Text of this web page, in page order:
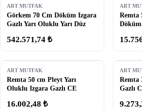
ART MUTFAK
Görkem 70 Cm Döküm Izgara
Gazlı Yarı Oluklu Yarı Düz
542.571,74 ₺
ART
Remta
Döküm
ART MUTFAK
Remta 50 cm Pleyt Yarı
Oluklu Izgara Gazlı CE
16.002,48 ₺
ART
Remta
Gazlı